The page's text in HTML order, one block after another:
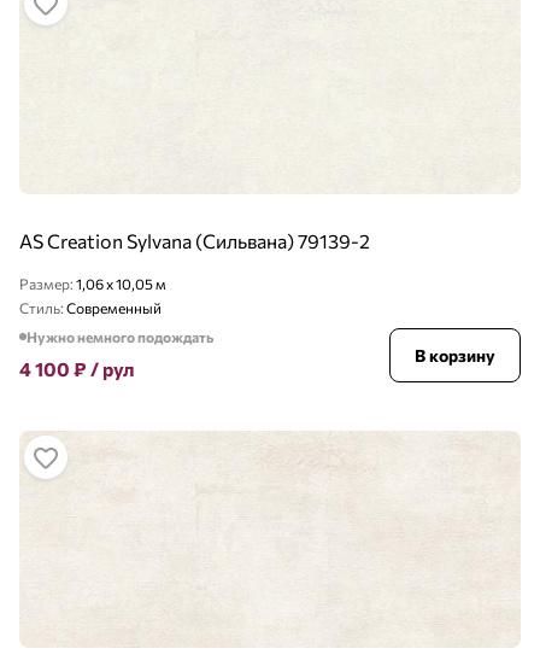
AS Creation Sylvana (Сильвана) 79139-2
Размер: 1,06 x 10,05 м
Стиль: Современный
Нужно немного подождать
4 100 ₽ / рул
В корзину